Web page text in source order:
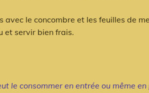
avec le concombre et les feuilles de
et servir bien frais.
le consommer en entrée ou même